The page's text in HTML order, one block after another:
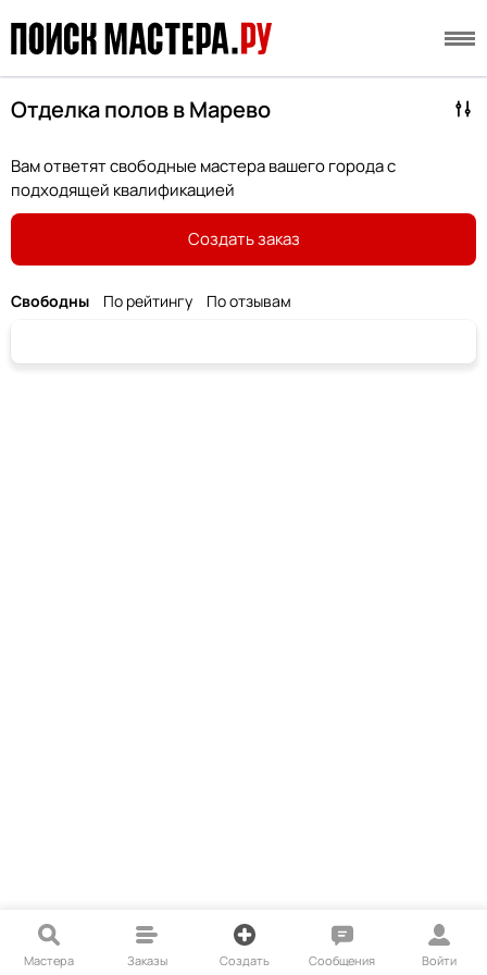
Отделка полов в Марево
Вам ответят свободные мастера вашего города с
подходящей квалификацией
Создать заказ
Свободны По рейтингу По отзывам
Мастера Заказы Создать Сообщения Войти